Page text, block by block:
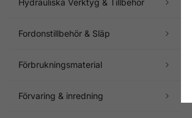
Hydrauliska Verktyg & Tillbehör
Fordonstillbehör & Släp
Förbrukningsmaterial
Förvaring & inredning